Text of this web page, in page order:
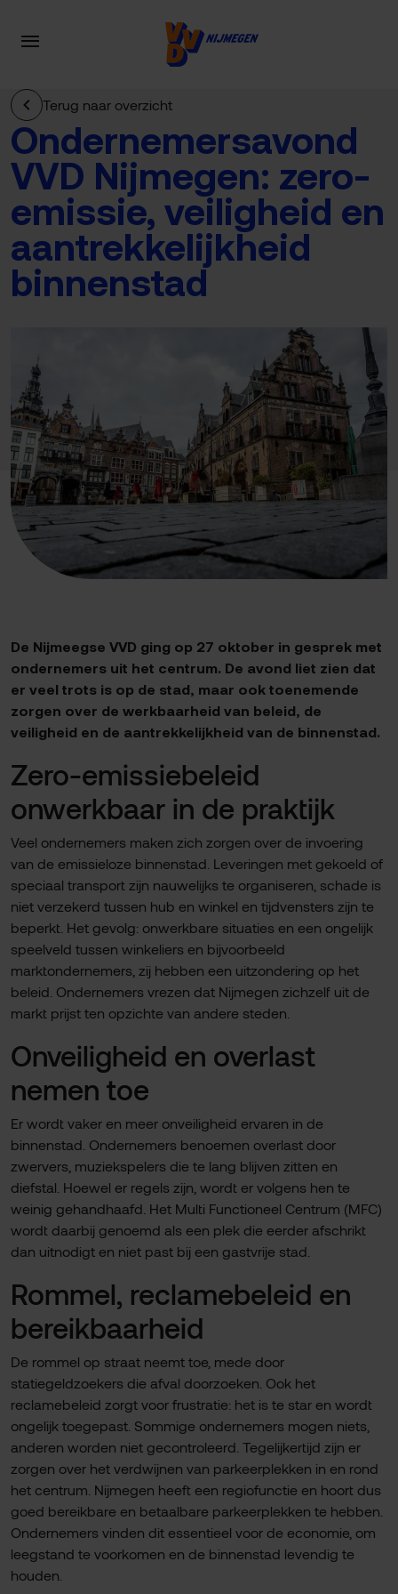
Terug naar overzicht
Ondernemersavond
VVD Nijmegen: zero-
emissie, veiligheid en
aantrekkelijkheid
binnenstad
De Nijmeegse VVD ging op 27 oktober in gesprek met
ondernemers uit het centrum. De avond liet zien dat
er veel trots is op de stad, maar ook toenemende
zorgen over de werkbaarheid van beleid, de
veiligheid en de aantrekkelijkheid van de binnenstad.
Zero-emissiebeleid
onwerkbaar in de praktijk
Veel ondernemers maken zich zorgen over de invoering
van de emissieloze binnenstad. Leveringen met gekoeld of
speciaal transport zijn nauwelijks te organiseren, schade is
niet verzekerd tussen hub en winkel en tijdvensters zijn te
beperkt. Het gevolg: onwerkbare situaties en een ongelijk
speelveld tussen winkeliers en bijvoorbeeld
marktondernemers, zij hebben een uitzondering op het
beleid. Ondernemers vrezen dat Nijmegen zichzelf uit de
markt prijst ten opzichte van andere steden.
Onveiligheid en overlast
nemen toe
Er wordt vaker en meer onveiligheid ervaren in de
binnenstad. Ondernemers benoemen overlast door
zwervers, muziekspelers die te lang blijven zitten en
diefstal. Hoewel er regels zijn, wordt er volgens hen te
weinig gehandhaafd. Het Multi Functioneel Centrum (MFC)
wordt daarbij genoemd als een plek die eerder afschrikt
dan uitnodigt en niet past bij een gastvrije stad.
Rommel, reclamebeleid en
bereikbaarheid
De rommel op straat neemt toe, mede door
statiegeldzoekers die afval doorzoeken. Ook het
reclamebeleid zorgt voor frustratie: het is te star en wordt
ongelijk toegepast. Sommige ondernemers mogen niets,
anderen worden niet gecontroleerd. Tegelijkertijd zijn er
zorgen over het verdwijnen van parkeerplekken in en rond
het centrum. Nijmegen heeft een regiofunctie en hoort dus
goed bereikbare en betaalbare parkeerplekken te hebben.
Ondernemers vinden dit essentieel voor de economie, om
leegstand te voorkomen en de binnenstad levendig te
houden.